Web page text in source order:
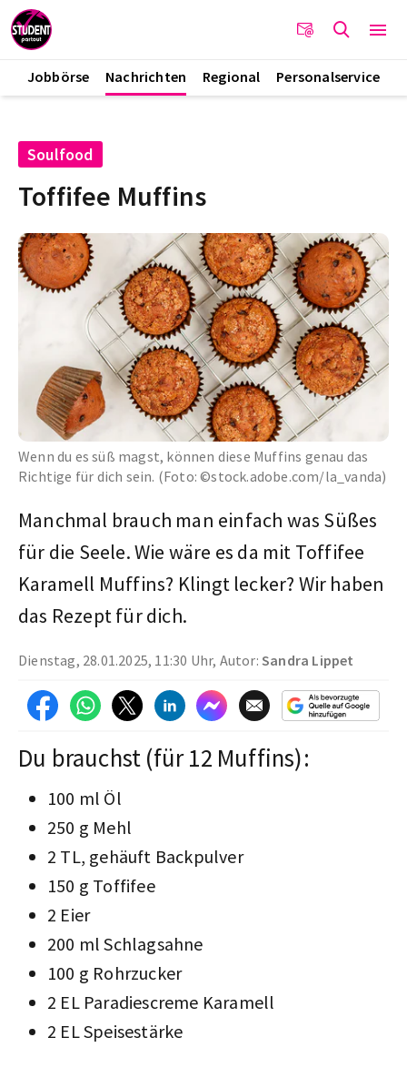
Jobbörse Nachrichten Regional Personalservice
Soulfood
Toffifee Muffins
Wenn du es süß magst, können diese Muffins genau das
Richtige für dich sein. (Foto: ©stock.adobe.com/la_vanda)
Manchmal brauch man einfach was Süßes
für die Seele. Wie wäre es da mit Toffifee
Karamell Muffins? Klingt lecker? Wir haben
das Rezept für dich.
Dienstag, 28.01.2025, 11:30 Uhr, Autor: Sandra Lippet
Du brauchst (für 12 Muffins):
100 ml Öl
250 g Mehl
2 TL, gehäuft Backpulver
150 g Toffifee
2 Eier
200 ml Schlagsahne
100 g Rohrzucker
2 EL Paradiescreme Karamell
2 EL Speisestärke